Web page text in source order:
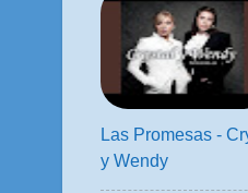
Las Promesas -
y Wendy